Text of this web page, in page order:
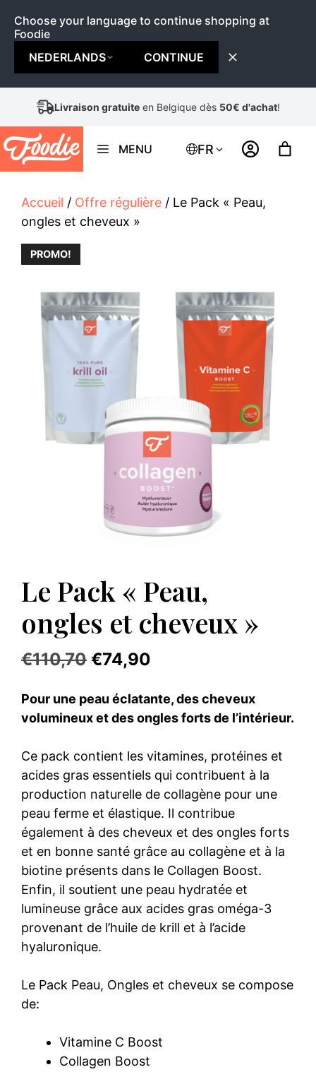
Choose your language to continue shopping at
Foodie
NEDERLANDS
CONTINUE
contenu
Livraison gratuiteen Belgique dès 50€ d'achat!
MENU FR
Accueil / Offre régulière / Le Pack « Peau,
ongles et cheveux »
PROMO!
Le Pack « Peau,
ongles et cheveux »
€110,70 Le
initial
€110,70.
€74,90
actuel
€74,90.
Pour une peau éclatante, des cheveux
volumineux et des ongles forts de l’intérieur.
Ce pack contient les vitamines, protéines et
acides gras essentiels qui contribuent à la
production naturelle de collagène pour une
peau ferme et élastique. Il contribue
également à des cheveux et des ongles forts
et en bonne santé grâce au collagène et à la
biotine présents dans le Collagen Boost.
Enfin, il soutient une peau hydratée et
lumineuse grâce aux acides gras oméga-3
provenant de l’huile de krill et à l’acide
hyaluronique.
Le Pack Peau, Ongles et cheveux se compose
de:
Vitamine C Boost
Collagen Boost